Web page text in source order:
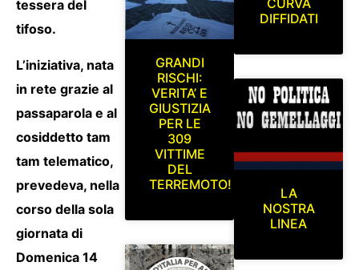
tessera del
tifoso.
L’iniziativa, nata
in rete grazie al
passaparola e al
cosiddetto tam
tam telematico,
prevedeva, nella
corso della sola
giornata di
Domenica 14
GRANDI
RISCHI:
VERITA’ E
GIUSTIZIA
PER LE
309
VITTIME
DEL
TERREMOTO!
CURVA
DIFFIDATI
LA
NOSTRA
LINEA